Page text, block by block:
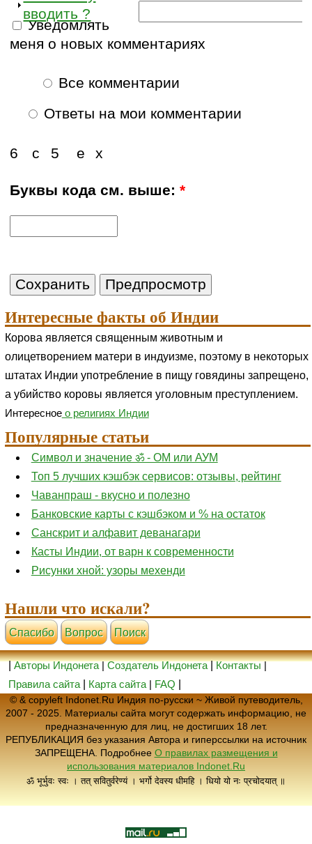
вводить ?
Уведомлять
меня о новых комментариях
Все комментарии
Ответы на мои комментарии
е х
с 5
6
Буквы кода см. выше:*
Интересные факты об Индии
Корова является священным животным и
олицетворением матери в индуизме, поэтому в некоторых
штатах Индии употребление в пищу говядины запрещено,
а убийство коровы является уголовным преступлением.
Интересноео религиях Индии
Популярные статьи
Символ и значение ॐ - ОМ или АУМ
Топ 5 лучших кэшбэк сервисов: отзывы, рейтинг
Чаванпраш - вкусно и полезно
Банковские карты с кэшбэком и % на остаток
Санскрит и алфавит деванагари
Касты Индии, от варн к современности
Рисунки хной: узоры мехенди
Нашли что искали?
Cпасибо Вопрос Поиск
|Авторы Индонета|Создатель Индонета|Контакты|
Правила сайта
Карта сайта | FAQ
© & copyleft Indonet.Ru Индия по-русски ~ Живой путеводитель,
2007 - 2025. Материалы сайта могут содержать информацию, не
предназначенную для лиц, не достигших 18 лет.
РЕПУБЛИКАЦИЯ без указания Автора и гиперссылки на источник
ЗАПРЕЩЕНА. Подробнее О правилах размещения и
использования материалов Indonet.Ru
ॐ भूर्भुवः स्वः । तत् सवितुर्वरेण्यं । भर्गो देवस्य धीमहि । धियो यो नः प्रचोदयात् ॥